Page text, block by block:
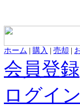
ホーム | 購入 | 売却 |
会員登録
ログイン